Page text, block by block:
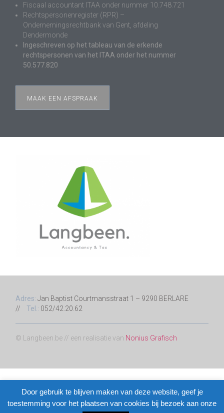
Fiscaal accountant ITAA onder nummer 10.748.721
Rechtspersonenregister (RPR) –
Ondernemingsrechtbank van Gent, afdeling
Dendermonde
Ingeschreven op het tableau van de erkende
rechtspersonen van het ITAA onder het nummer
50.577.820
MAAK EEN AFSPRAAK
Adres:Jan Baptist Courtmansstraat 1 – 9290 BERLARE
// Tel.: 052/42.20.62
© Langbeen.be // een realisatie van Nonius Grafisch
2025 langbeen.be
Door gebruik te blijven maken van deze website, geef je
toestemming voor het plaatsen van cookies bij bezoek aan onze